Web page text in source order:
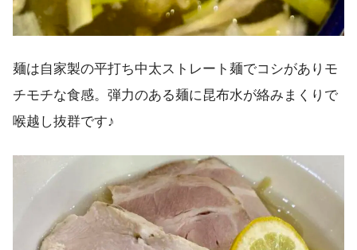
麺は自家製の平打ち中太ストレート麺でコシがありモ
チモチな食感。弾力のある麺に昆布水が絡みまくりで
喉越し抜群です♪